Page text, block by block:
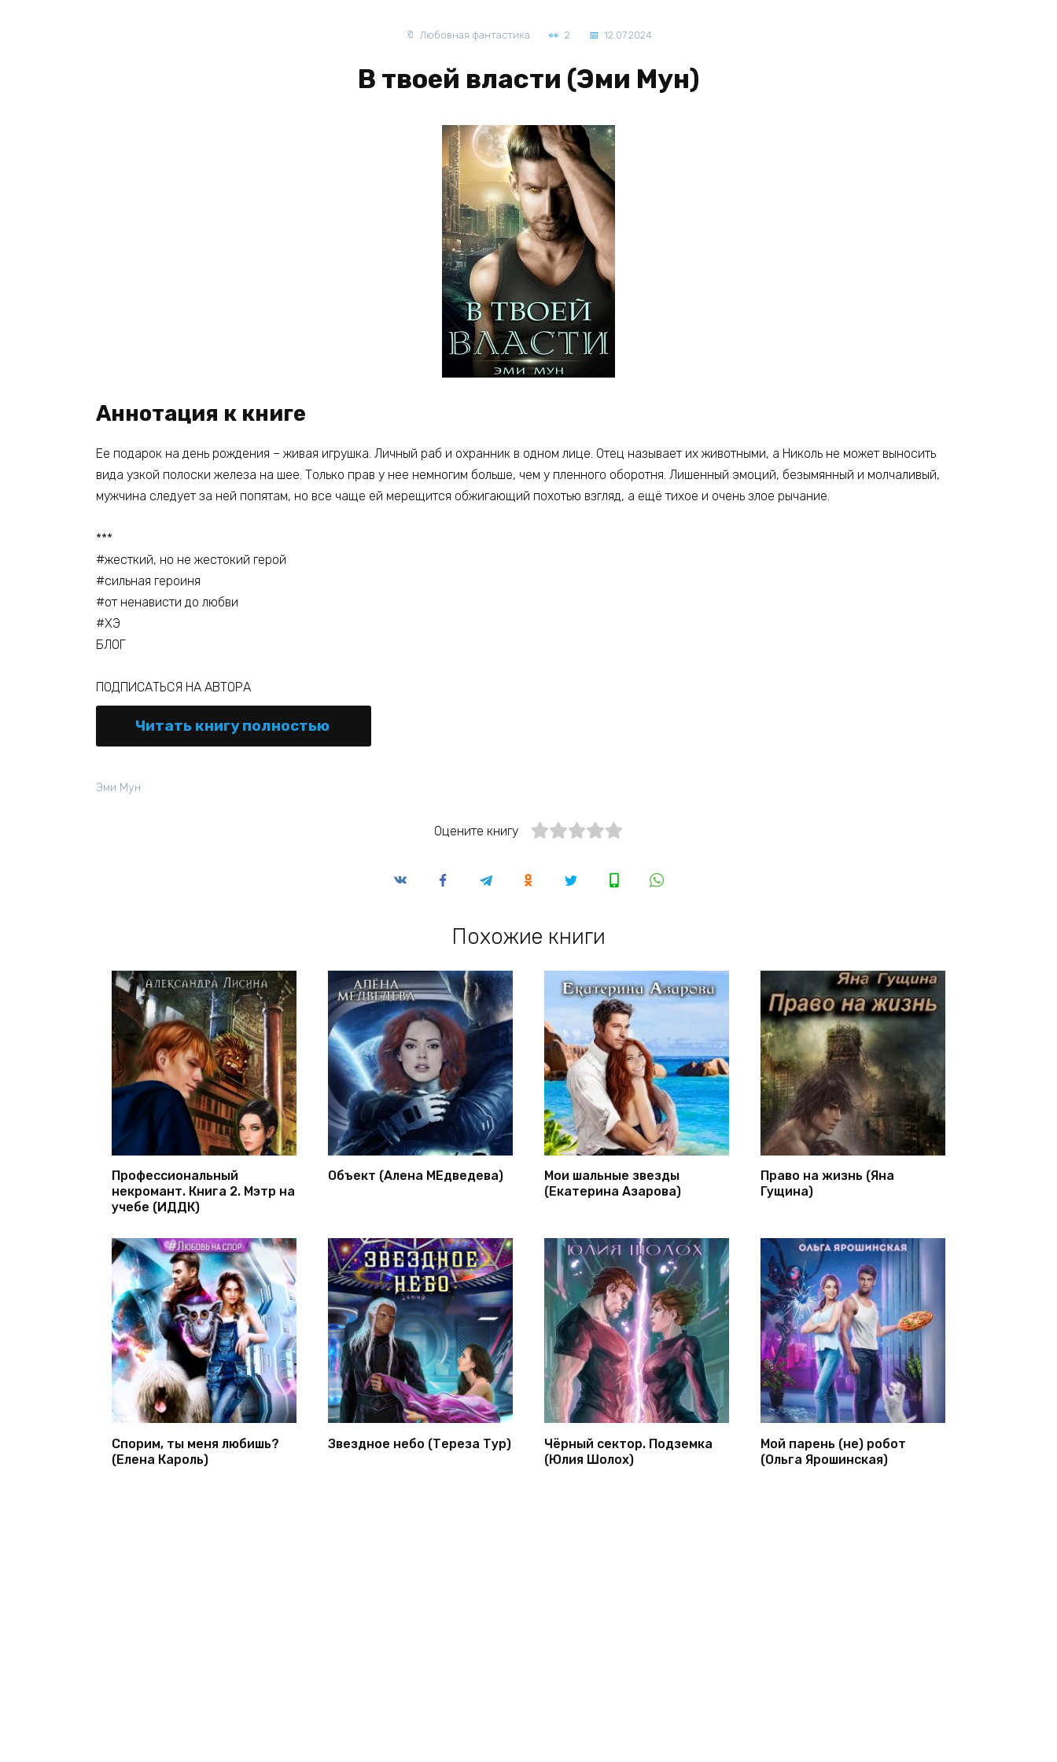
Любовная фантастика 2 12.07.2024
В твоей власти (Эми Мун)
Аннотация к книге
Ее подарок на день рождения – живая игрушка. Личный раб и охранник в одном лице. Отец называет их животными, а Николь не может выносить
вида узкой полоски железа на шее. Только прав у нее немногим больше, чем у пленного оборотня. Лишенный эмоций, безымянный и молчаливый,
мужчина следует за ней попятам, но все чаще ей мерещится обжигающий похотью взгляд, а ещё тихое и очень злое рычание.
***
#жесткий, но не жестокий герой
#сильная героиня
#от ненависти до любви
#ХЭ
БЛОГ
ПОДПИСАТЬСЯ НА АВТОРА
Читать книгу полностью
Эми Мун
Оцените книгу
Похожие книги
Профессиональный
некромант. Книга 2. Мэтр на
учебе (ИДДК)
Объект (Алена МЕдведева)
Мои шальные звезды
(Екатерина Азарова)
Право на жизнь (Яна
Гущина)
Спорим, ты меня любишь?
(Елена Кароль)
Звездное небо (Тереза Тур)
Чёрный сектор. Подземка
(Юлия Шолох)
Мой парень (не) робот
(Ольга Ярошинская)